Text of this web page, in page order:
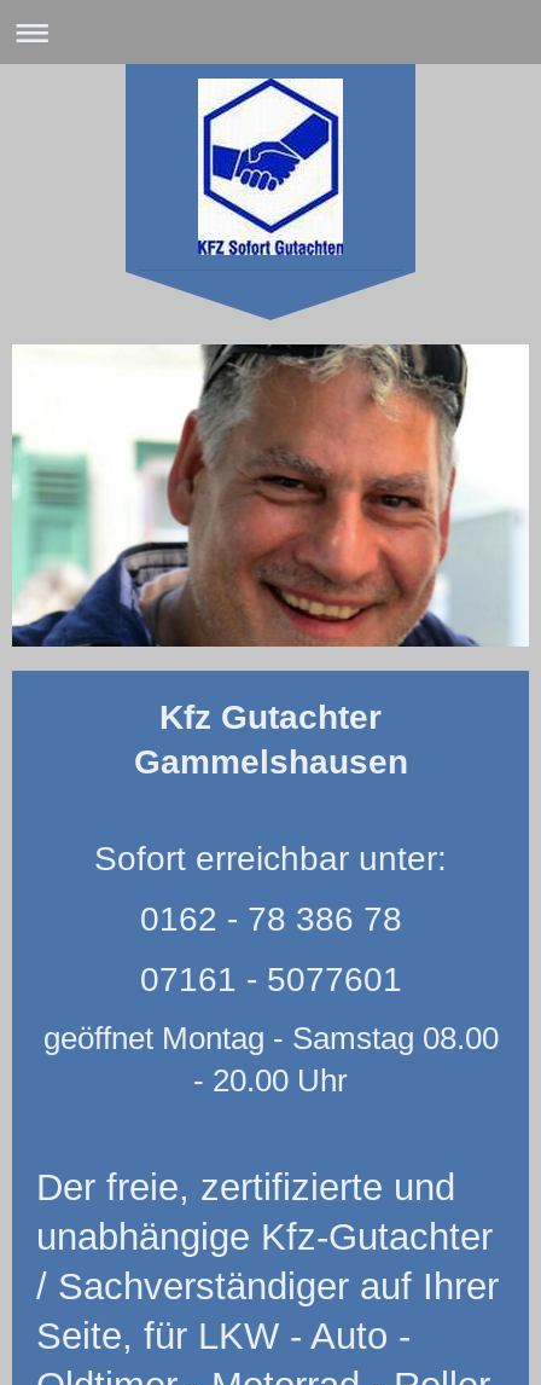
Kfz Gutachter
Gammelshausen
Sofort erreichbar unter:
0162 - 78 386 78
07161 - 5077601
geöffnet Montag - Samstag 08.00
- 20.00 Uhr
Der freie, zertifizierte und
unabhängige Kfz-Gutachter
/ Sachverständiger auf Ihrer
Seite, für LKW - Auto -